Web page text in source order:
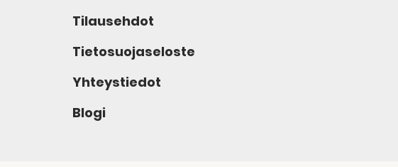
Tilausehdot
Tietosuojaseloste
Yhteystiedot
Blogi